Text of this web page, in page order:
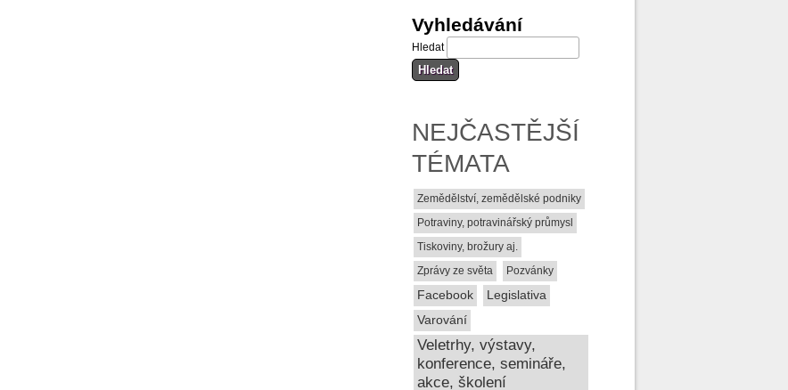
Vyhledávání
Hledat
NEJČASTĚJŠÍ
TÉMATA
Zemědělství, zemědělské podniky
Potraviny, potravinářský průmysl
Tiskoviny, brožury aj.
Zprávy ze světa
Pozvánky
Facebook
Legislativa
Varování
Veletrhy, výstavy,
konference, semináře,
akce, školení